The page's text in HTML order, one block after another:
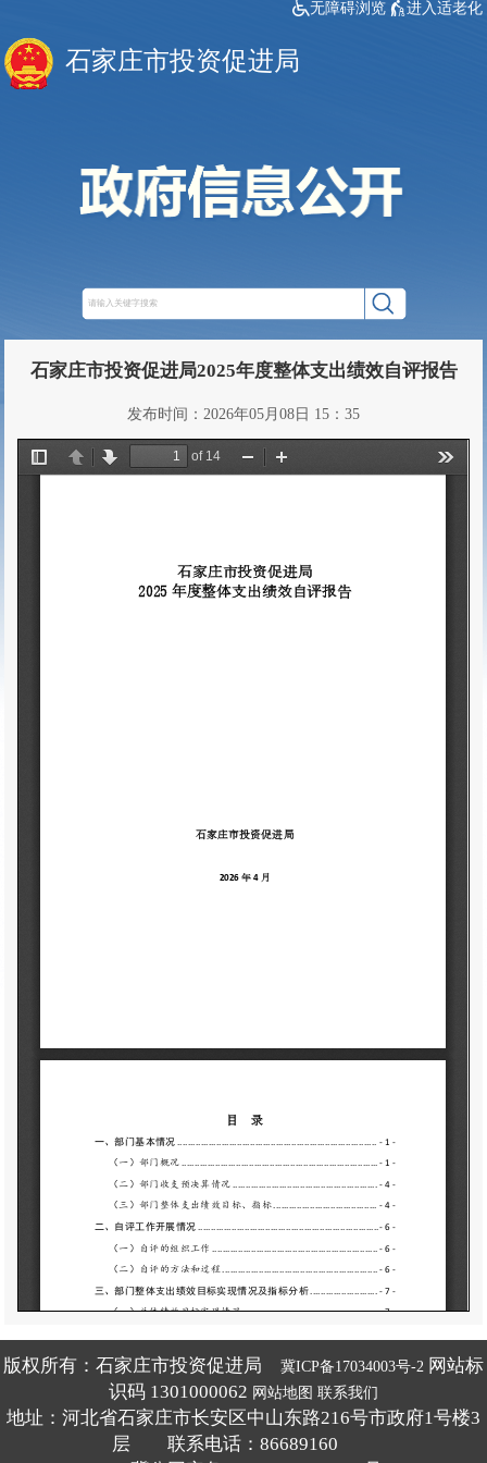
无障碍浏览 进入适老化
石家庄市投资促进局
石家庄市投资促进局2025年度整体支出绩效自评报告
发布时间：2026年05月08日 15：35
版权所有：石家庄市投资促进局 冀ICP备17034003号-2 网站标
识码 1301000062 网站地图 联系我们
地址：河北省石家庄市长安区中山东路216号市政府1号楼3
层 联系电话：86689160